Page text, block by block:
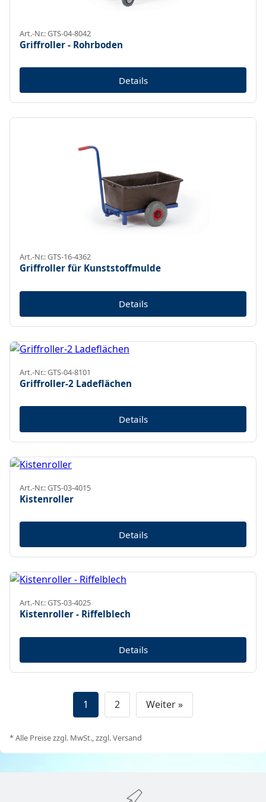
Art.-Nr.: GTS-04-8042
Griffroller - Rohrboden
Details
Art.-Nr.: GTS-16-4362
Griffroller für Kunststoffmulde
Details
Art.-Nr.: GTS-04-8101
Griffroller-2 Ladeflächen
Details
Art.-Nr.: GTS-03-4015
Kistenroller
Details
Art.-Nr.: GTS-03-4025
Kistenroller - Riffelblech
Details
1 2 Weiter »
* Alle Preise zzgl. MwSt., zzgl. Versand